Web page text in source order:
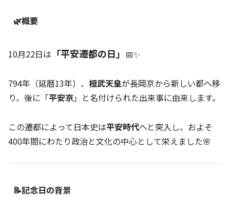
🌿概要
10月22日は 「平安遷都の日」 📅✨
794年（延暦13年）、 桓武天皇が長岡京から新しい都へ移
り、後に「平安京」と名付けられた出来事に由来します。
この遷都によって日本史は平安時代へと突入し、およそ
400年間にわたり政治と文化の中心として栄えました🌸
📝記念日の背景